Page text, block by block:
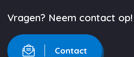
Vragen? Neem contact op!
Contact